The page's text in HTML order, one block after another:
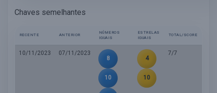
Chaves semelhantes
RECENTE ANTERIOR
NÚMEROS
IGUAIS
ESTRELAS
IGUAIS
TOTAL/SCORE
10/11/2023
07/11/2023
8
10
4
10
7/7